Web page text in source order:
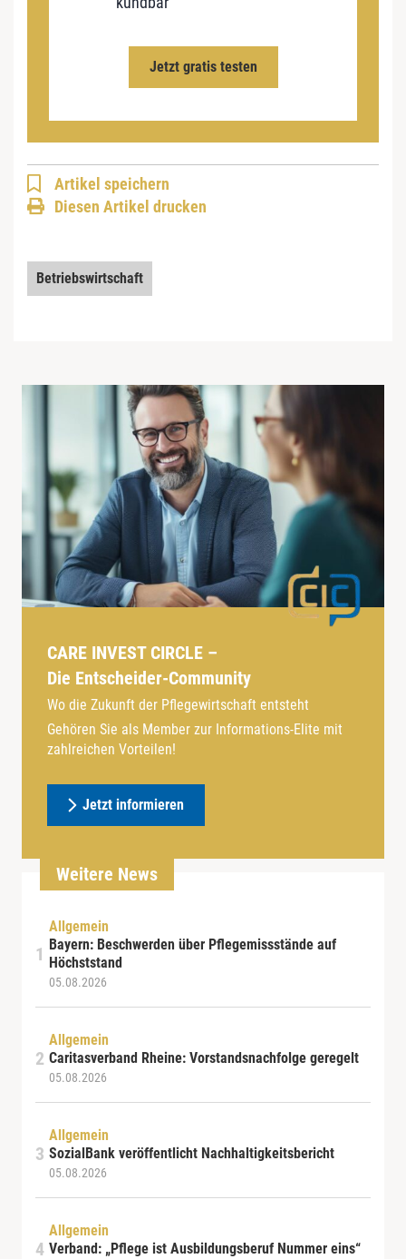
Jetzt gratis testen
Artikel speichern
Diesen Artikel drucken
Betriebswirtschaft
CARE INVEST CIRCLE –
Die Entscheider-Community
Wo die Zukunft der Pflegewirtschaft entsteht
Gehören Sie als Member zur Informations-Elite mit
zahlreichen Vorteilen!
Jetzt informieren
Weitere News
Allgemein
Bayern: Beschwerden über Pflegemissstände auf
Höchststand
05.08.2026
Allgemein
Caritasverband Rheine: Vorstandsnachfolge geregelt
05.08.2026
Allgemein
SozialBank veröffentlicht Nachhaltigkeitsbericht
05.08.2026
Allgemein
Verband: „Pflege ist Ausbildungsberuf Nummer eins“